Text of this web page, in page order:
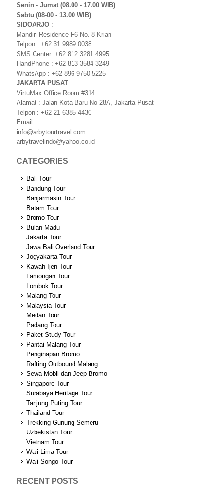
Senin - Jumat (08.00 - 17.00 WIB)
Sabtu (08-00 - 13.00 WIB)
SIDOARJO :
Mandiri Residence F6 No. 8 Krian
Telpon : +62 31 9989 0038
SMS Center: +62 812 3281 4995
HandPhone : +62 813 3584 3249
WhatsApp : +62 896 9750 5225
JAKARTA PUSAT :
VirtuMax Office Room #314
Alamat : Jalan Kota Baru No 28A, Jakarta Pusat
Telpon : +62 21 6385 4430
Email :
info@arbytourtravel.com
arbytravelindo@yahoo.co.id
CATEGORIES
Bali Tour
Bandung Tour
Banjarmasin Tour
Batam Tour
Bromo Tour
Bulan Madu
Jakarta Tour
Jawa Bali Overland Tour
Jogyakarta Tour
Kawah Ijen Tour
Lamongan Tour
Lombok Tour
Malang Tour
Malaysia Tour
Medan Tour
Padang Tour
Paket Study Tour
Pantai Malang Tour
Penginapan Bromo
Rafting Outbound Malang
Sewa Mobil dan Jeep Bromo
Singapore Tour
Surabaya Heritage Tour
Tanjung Puting Tour
Thailand Tour
Trekking Gunung Semeru
Uzbekistan Tour
Vietnam Tour
Wali Lima Tour
Wali Songo Tour
RECENT POSTS